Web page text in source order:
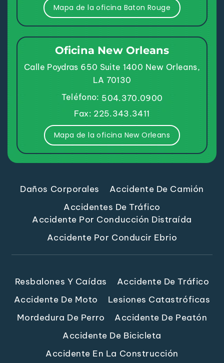
Mapa de la oficina Baton Rouge
Oficina New Orleans
Calle Poydras 650 Suite 1400 New Orleans,
LA 70130
Teléfono: 504.370.0900
Fax: 225.343.3411
Mapa de la oficina New Orleans
Daños Corporales
Accidente De Camión
Accidentes De Tráfico
Accidente Por Conducción Distraída
Accidente Por Conducir Ebrio
Resbalones Y Caídas
Accidente De Tráfico
Accidente De Moto
Lesiones Catastróficas
Mordedura De Perro
Accidente De Peatón
Accidente De Bicicleta
Accidente En La Construcción